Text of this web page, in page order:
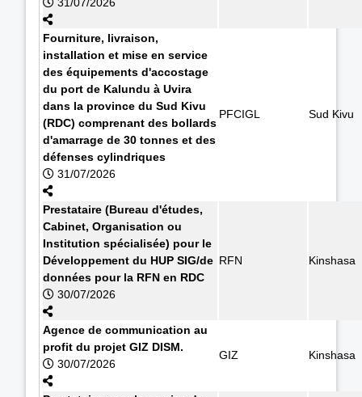
Fourniture, livraison,
installation et mise en service
des équipements d'accostage
du port de Kalundu à Uvira
dans la province du Sud Kivu
(RDC) comprenant des bollards
d'amarrage de 30 tonnes et des
défenses cylindriques
31/07/2026
PFCIGL Sud Kivu
Prestataire (Bureau d'études,
Cabinet, Organisation ou
Institution spécialisée) pour le
Développement du HUP SIG/de
données pour la RFN en RDC
30/07/2026
RFN Kinshasa
Agence de communication au
profit du projet GIZ DISM.
30/07/2026
GIZ Kinshasa